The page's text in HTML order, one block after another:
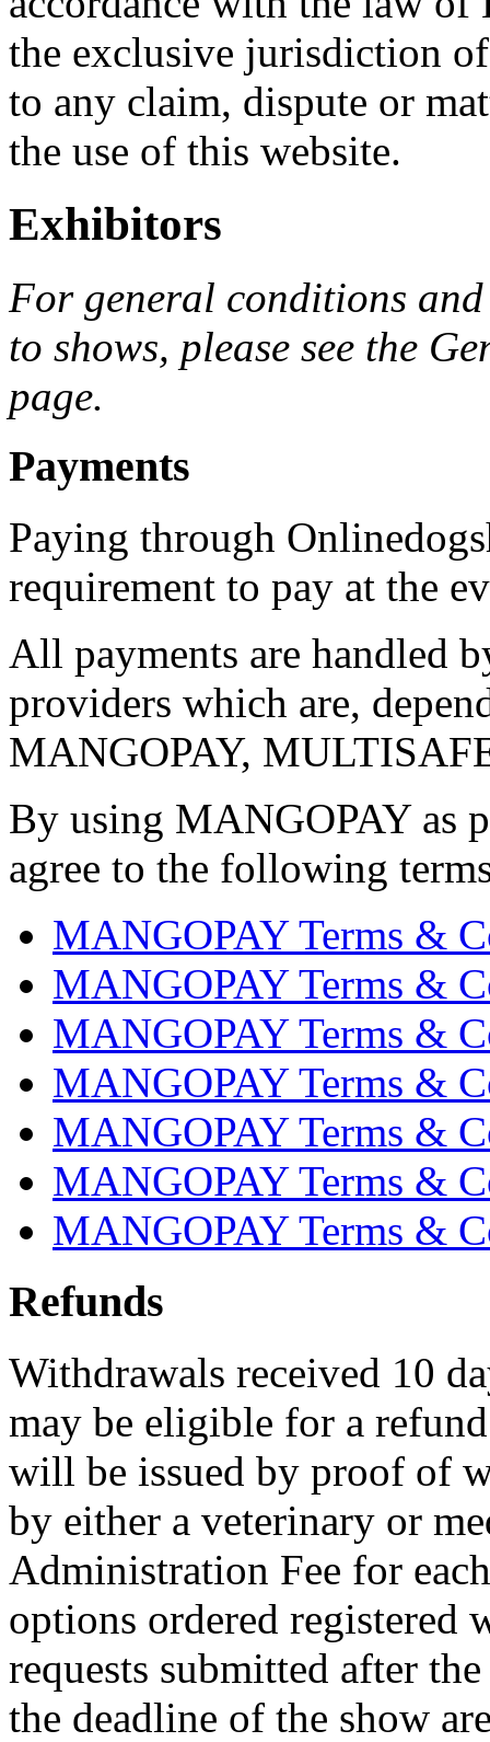
the exclusive jurisdiction
to any claim, dispute or
the use of this website.
Exhibitors
For general conditions
to shows, please see the
page.
Payments
Paying through
requirement to pay at the
All payments are handled
providers which are,
MANGOPAY,
By using MANGOPAY as
agree to the following
MANGOPAY Terms &
MANGOPAY Terms &
MANGOPAY Terms &
MANGOPAY Terms &
MANGOPAY Terms &
MANGOPAY Terms &
MANGOPAY Terms &
Refunds
Withdrawals received 10
may be eligible for a
will be issued by proof of
by either a veterinary or
Administration Fee for
options ordered
requests submitted after
the deadline of the show